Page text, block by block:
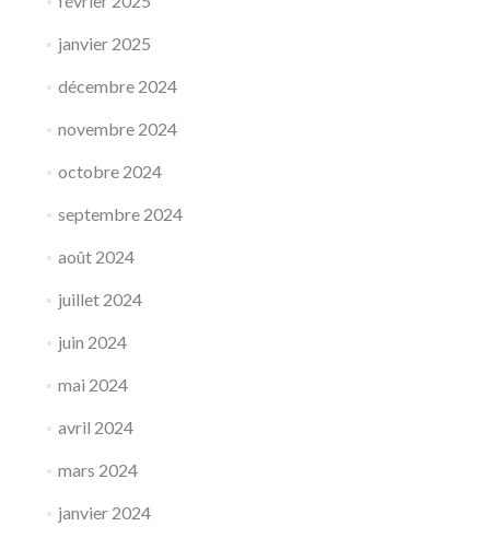
janvier 2025
décembre 2024
novembre 2024
octobre 2024
septembre 2024
août 2024
juillet 2024
juin 2024
mai 2024
avril 2024
mars 2024
janvier 2024